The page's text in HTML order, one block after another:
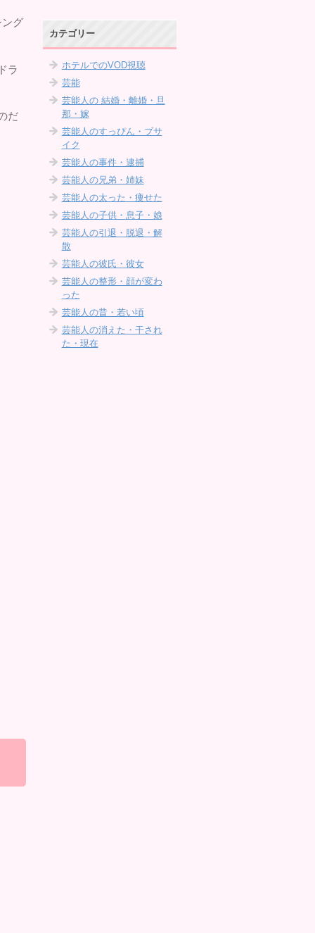
グ
ラ
だ
カテゴリー
ホテルでのVOD視聴
芸能
芸能人の 結婚・離婚・旦
那・嫁
芸能人のすっぴん・ブサ
イク
芸能人の事件・逮捕
芸能人の兄弟・姉妹
芸能人の太った・痩せた
芸能人の子供・息子・娘
芸能人の引退・脱退・解
散
芸能人の彼氏・彼女
芸能人の整形・顔が変わ
った
芸能人の昔・若い頃
芸能人の消えた・干され
た・現在